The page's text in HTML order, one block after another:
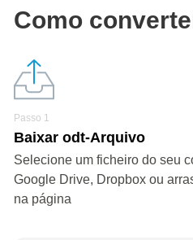
Como
Passo 1
Baixar odt-Arquivo
Selecione um ficheiro do seu
Google Drive, Dropbox ou
na página